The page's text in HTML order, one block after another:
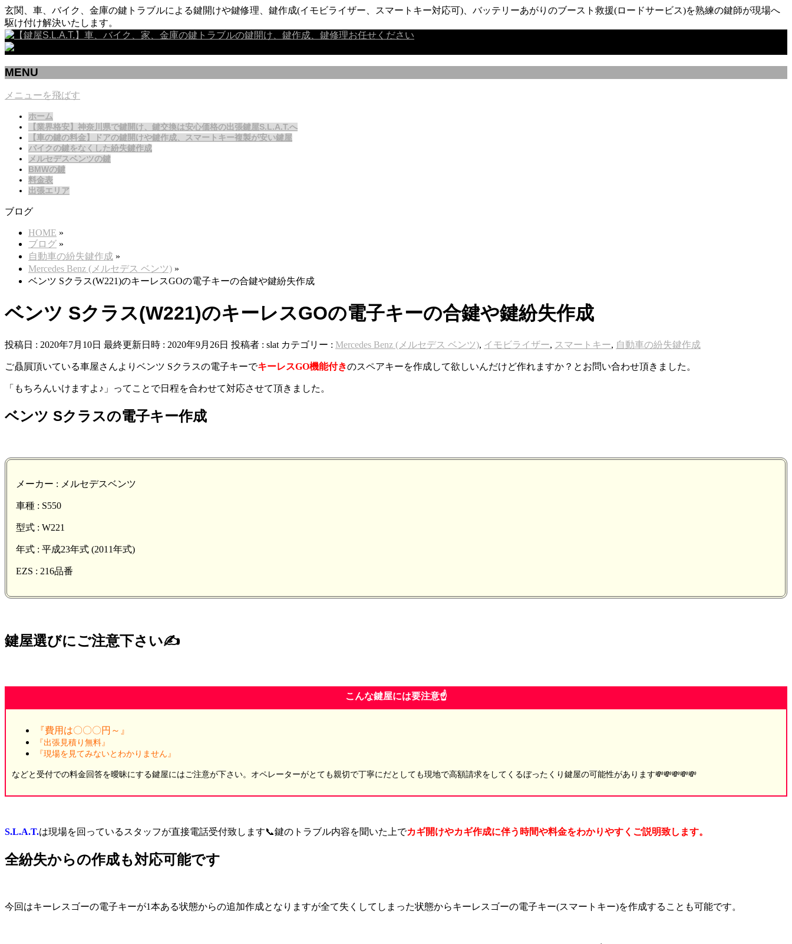
玄関、車、バイク、金庫の鍵トラブルによる鍵開けや鍵修理、鍵作成(イモビライザー、スマートキー対応可)、バッテリーあがりのブースト救援(ロードサービス)を熟練の鍵師が現場へ
駆け付け解決いたします。
MENU
メニューを飛ばす
ホーム
【業界格安】神奈川県で鍵開け、鍵交換は安心価格の出張鍵屋S.L.A.T.へ
【車の鍵の料金】ドアの鍵開けや鍵作成、スマートキー複製が安い鍵屋
バイクの鍵をなくした紛失鍵作成
メルセデスベンツの鍵
BMWの鍵
料金表
出張エリア
ブログ
HOME »
ブログ »
自動車の紛失鍵作成 »
Mercedes Benz (メルセデス ベンツ) »
ベンツ Sクラス(W221)のキーレスGOの電子キーの合鍵や鍵紛失作成
ベンツ Sクラス(W221)のキーレスGOの電子キーの合鍵や鍵紛失作成
投稿日 : 2020年7月10日 最終更新日時 : 2020年9月26日 投稿者 : slat カテゴリー : Mercedes Benz (メルセデス ベンツ), イモビライザー, スマートキー, 自動車の紛失鍵作成
ご贔屓頂いている車屋さんよりベンツ Sクラスの電子キーでキーレスGO機能付きのスペアキーを作成して欲しいんだけど作れますか？とお問い合わせ頂きました。
「もちろんいけますよ♪」ってことで日程を合わせて対応させて頂きました。
ベンツ Sクラスの電子キー作成
メーカー : メルセデスベンツ
車種 : S550
型式 : W221
年式 : 平成23年式 (2011年式)
EZS : 216品番
鍵屋選びにご注意下さい✍️
こんな鍵屋には要注意☝️
『費用は〇〇〇円～』
『出張見積り無料』
『現場を見てみないとわかりません』
などと受付での料金回答を曖昧にする鍵屋にはご注意が下さい。オペレーターがとても親切で丁寧にだとしても現地で高額請求をしてくるぼったくり鍵屋の可能性があります💸💸💸💸💸
S.L.A.T.は現場を回っているスタッフが直接電話受付致します📞鍵のトラブル内容を聞いた上でカギ開けやカギ作成に伴う時間や料金をわかりやすくご説明致します。
全紛失からの作成も対応可能です
今回はキーレスゴーの電子キーが1本ある状態からの追加作成となりますが全て失くしてしまった状態からキーレスゴーの電子キー(スマートキー)を作成することも可能です。